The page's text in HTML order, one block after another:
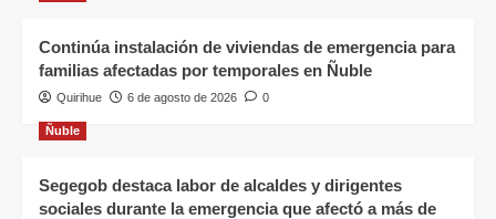
Continúa instalación de viviendas de emergencia para
familias afectadas por temporales en Ñuble
Quirihue 6 de agosto de 2026 0
Ñuble
Segegob destaca labor de alcaldes y dirigentes
sociales durante la emergencia que afectó a más de